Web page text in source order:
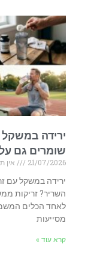
שומרים גם
21/07/2026
אין
לאחד הכלים
מסייעות
קרא עוד »